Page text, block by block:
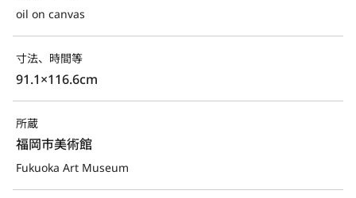
oil on canvas
寸法、時間等
91.1×116.6cm
所蔵
福岡市美術館
Fukuoka Art Museum